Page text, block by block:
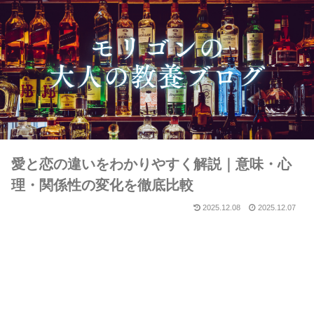
愛と恋の違いをわかりやすく解説｜意味・心
理・関係性の変化を徹底比較
2025.12.08 2025.12.07